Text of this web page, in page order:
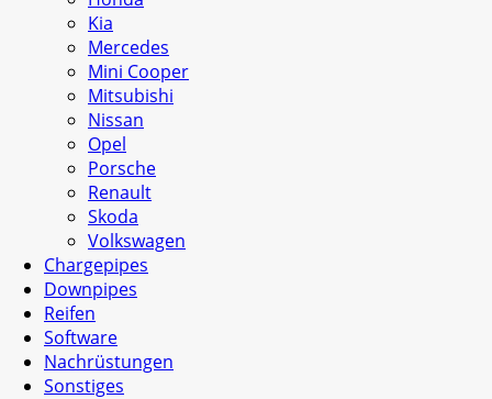
Kia
Mercedes
Mini Cooper
Mitsubishi
Nissan
Opel
Porsche
Renault
Skoda
Volkswagen
Chargepipes
Downpipes
Reifen
Software
Nachrüstungen
Sonstiges